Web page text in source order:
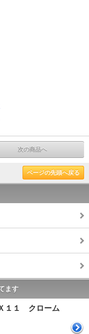
次の商品へ
ページの先頭へ戻る
ます
１１ クローム